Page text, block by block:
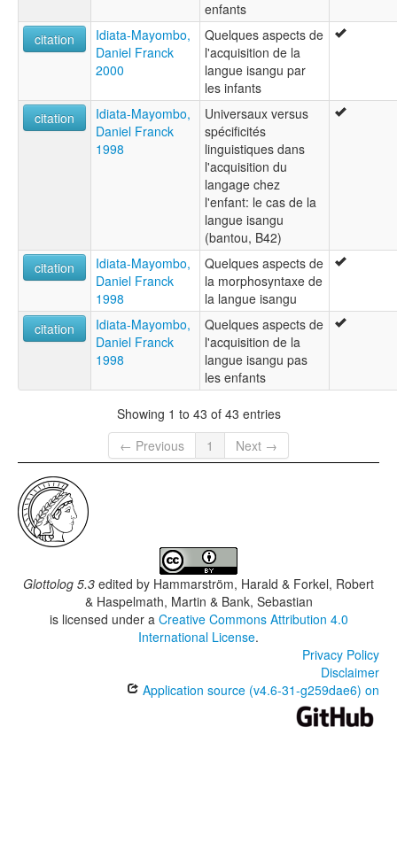
enfants
citation
Idiata-Mayombo,
Daniel Franck
2000
Quelques aspects de
l'acquisition de la
langue isangu par
les infants
citation
Idiata-Mayombo,
Daniel Franck
1998
Universaux versus
spécificités
linguistiques dans
l'acquisition du
langage chez
l'enfant: le cas de la
langue isangu
(bantou, B42)
citation
Idiata-Mayombo,
Daniel Franck
1998
Quelques aspects de
la morphosyntaxe de
la langue isangu
citation
Idiata-Mayombo,
Daniel Franck
1998
Quelques aspects de
l'acquisition de la
langue isangu pas
les enfants
Showing 1 to 43 of 43 entries
← Previous
1 Next →
Glottolog 5.3 edited by Hammarström, Harald & Forkel, Robert
& Haspelmath, Martin & Bank, Sebastian
is licensed under a Creative Commons Attribution 4.0
International License.
Privacy Policy
Disclaimer
Application source (v4.6-31-g259dae6) on